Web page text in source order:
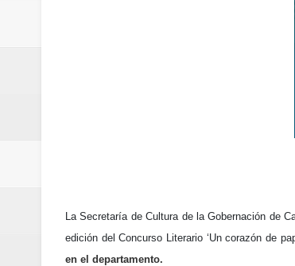
Regionetnoticias /
Regionetnoticias /
calle San Juan de
La Secretaría de Cultura de la Gobernación de
edición del Concurso Literario ‘Un corazón de
en el departamento.